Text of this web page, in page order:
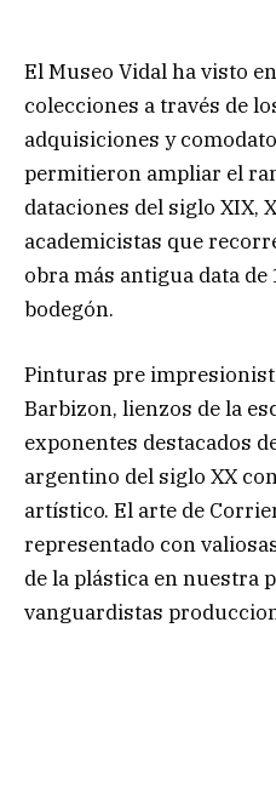
El Museo Vidal ha visto
colecciones a través de
adquisiciones y
permitieron ampliar el
dataciones del siglo XIX,
academicistas que
obra más antigua data de
bodegón.
Pinturas pre
Barbizon, lienzos de la
exponentes destacados
argentino del siglo XX
artístico. El arte de
representado con
de la plástica en nuestra
vanguardistas